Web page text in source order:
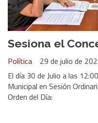
Sesiona el
Política
29 de julio de
El día 30 de Julio a las
Municipal en Sesión
Orden del Día: